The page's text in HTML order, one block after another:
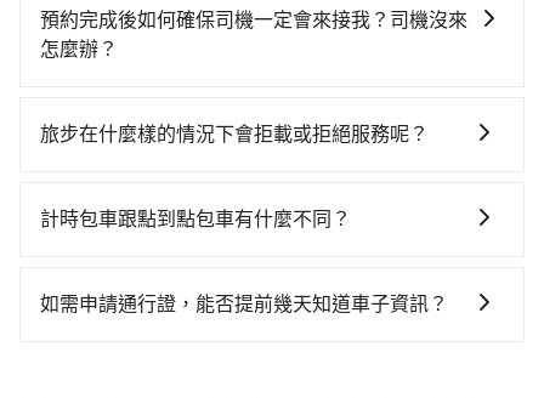
400元後，抵達新竹景觀餐廳 (桃園市大園區) 的目的
地。全程加上轉車時間共1小時31分鐘，假設3位同行，
1.3%，換句話說，臨時要叫小黃的難度是雙北大城市的
約包車，不僅每人至少額外負擔10元車資，而且更會額
共乘服務，最多可再節省50%的交通費用。
達目的地後多久原路返回），雖已將eTag和可能的每小
時40元路邊停車費用預估進去，但額外的汽車保險與可
差的車款，如果人數超過四位，更是沒有較大的七人座
凹的車門仍未被修理，每一次租車都好像在開樂透一
車位，對於急著用車或者要載其他乘客的人來說就有不
車，那要注意新竹縣僅有合法計程車約730輛，計程車密
度為雙北的1.3%，也就是說要臨時叫到小黃的難度是台
擇。
路費、油資、保險、小費，司機的餐費與住宿費不需要
乘客負擔，沒有其他巧令名目的隱藏費用，網站上看到
預約完成後如何確保司機一定會來接我？司機沒來
怎麼辦？
派車。在出發前一天晚上八點時，會透過電子郵件與簡
繫，可能原本約定的地點不適合暫停而改停靠在附近的
旅步在什麼樣的情況下會拒載或拒絕服務呢？
原因，司機有權拒絕服務： 1) 當日搭車人數或行李超過
同行，卻無自備或加購兒童座椅。提醒您，為了保護孩
計時包車跟點到點包車有什麼不同？
不同之處： 計時包車：計時包車是按照用車時間來計
如需申請通行證，能否提前幾天知道車子資訊？